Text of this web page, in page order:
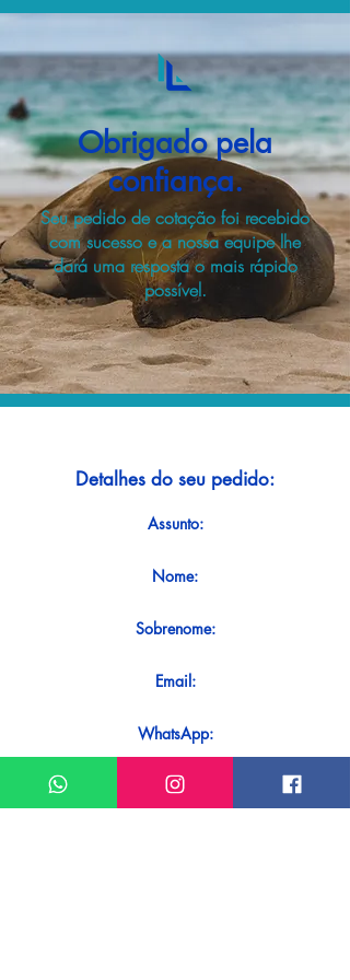
Obrigado pela
confiança.
Seu pedido de cotação foi recebido
com sucesso e a nossa equipe lhe
dará uma resposta o mais rápido
possível.
Detalhes do seu pedido:
Assunto:
Nome:
Sobrenome:
Email:
WhatsApp:
Mensagem: